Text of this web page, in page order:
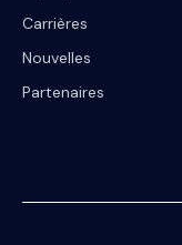
Carrières
Nouvelles
Partenaires